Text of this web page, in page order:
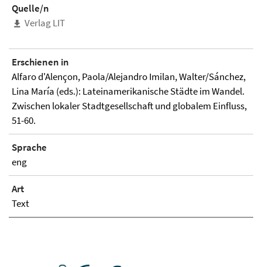
Quelle/n
Verlag LIT
Erschienen in
Alfaro d'Alençon, Paola/Alejandro Imilan, Walter/Sánchez,
Lina María (eds.): Lateinamerikanische Städte im Wandel.
Zwischen lokaler Stadtgesellschaft und globalem Einfluss,
51-60.
Sprache
eng
Art
Text